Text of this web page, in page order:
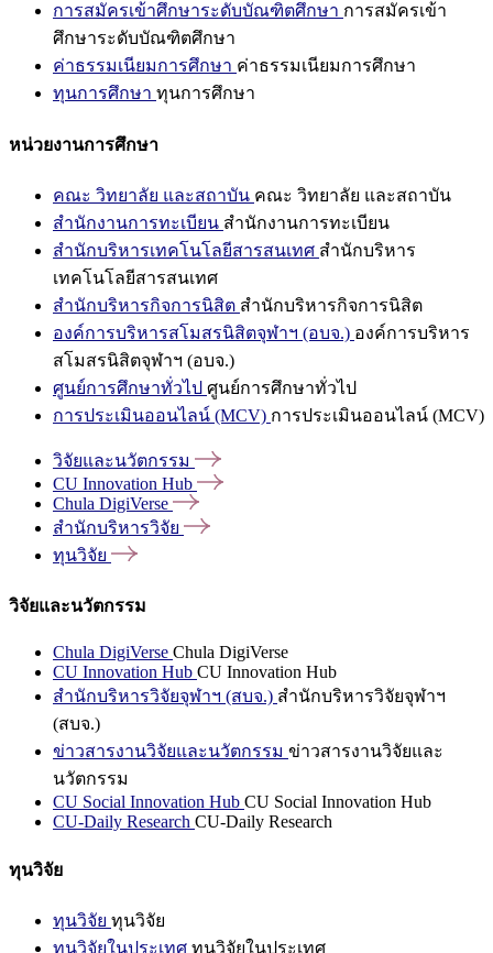
การสมัครเข้าศึกษาระดับบัณฑิตศึกษา การสมัครเข้า
ศึกษาระดับบัณฑิตศึกษา
ค่าธรรมเนียมการศึกษา ค่าธรรมเนียมการศึกษา
ทุนการศึกษา ทุนการศึกษา
หน่วยงานการศึกษา
คณะ วิทยาลัย และสถาบัน คณะ วิทยาลัย และสถาบัน
สำนักงานการทะเบียน สำนักงานการทะเบียน
สำนักบริหารเทคโนโลยีสารสนเทศ สำนักบริหาร
เทคโนโลยีสารสนเทศ
สำนักบริหารกิจการนิสิต สำนักบริหารกิจการนิสิต
องค์การบริหารสโมสรนิสิตจุฬาฯ (อบจ.) องค์การบริหาร
สโมสรนิสิตจุฬาฯ (อบจ.)
ศูนย์การศึกษาทั่วไป ศูนย์การศึกษาทั่วไป
การประเมินออนไลน์ (MCV) การประเมินออนไลน์ (MCV)
วิจัยและนวัตกรรม
CU Innovation Hub
Chula DigiVerse
สำนักบริหารวิจัย
ทุนวิจัย
วิจัยและนวัตกรรม
Chula DigiVerse Chula DigiVerse
CU Innovation Hub CU Innovation Hub
สำนักบริหารวิจัยจุฬาฯ (สบจ.) สำนักบริหารวิจัยจุฬาฯ
(สบจ.)
ข่าวสารงานวิจัยและนวัตกรรม ข่าวสารงานวิจัยและ
นวัตกรรม
CU Social Innovation Hub CU Social Innovation Hub
CU-Daily Research CU-Daily Research
ทุนวิจัย
ทุนวิจัย ทุนวิจัย
ทุนวิจัยในประเทศ ทุนวิจัยในประเทศ